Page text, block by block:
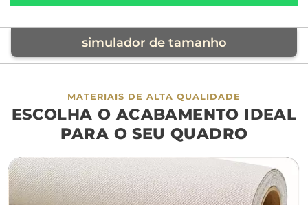
simulador de tamanho
móvel de referência
sofá cama
largura aproximada
MATERIAIS DE ALTA QUALIDADE
ESCOLHA O ACABAMENTO IDEAL
PARA O SEU QUADRO